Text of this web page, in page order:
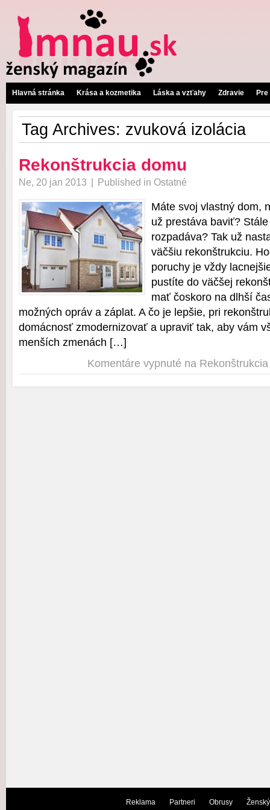
Hlavná stránka Krása a kozmetika Láska a vzťahy Zdravie
Tag Archives: zvuková izolácia
Rekonštrukcia domu
Ne, 20 jan 2013 | Published in Ostatné
Máte svoj vlastný dom,
už prestáva baviť?
rozpadáva? Tak už
väčšiu rekonštrukciu.
poruchy je vždy
pustíte do väčšej
mať čoskoro na dlhší
možných opráv a záplat. A čo je lepšie, pri
domácnosť zmodernizovať a upraviť tak, aby vám
menších zmenách […]
Komentáre vypnuté na
Reklama Partneri Obrusy